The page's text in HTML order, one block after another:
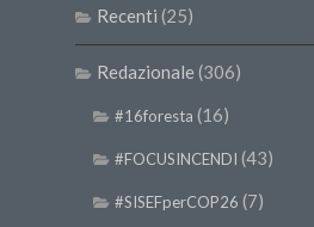
Recenti (25)
Redazionale (306)
#16foresta (16)
#FOCUSINCENDI (43)
#SISEFperCOP26 (7)